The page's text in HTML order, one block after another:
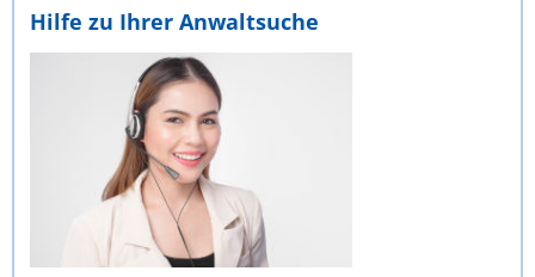
Hilfe zu Ihrer Anwaltsuche